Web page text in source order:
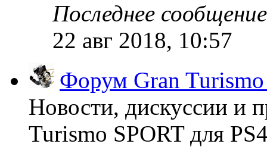
Последнее сообщение
22 авг 2018, 10:57
Форум Gran Turismo
Новости, дискуссии и
Turismo SPORT для